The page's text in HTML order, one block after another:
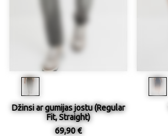
Džinsi ar gumijas jostu (Regular
Fit, Straight)
69,90 €